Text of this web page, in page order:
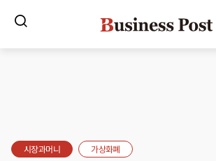
시장과머니 가상화폐